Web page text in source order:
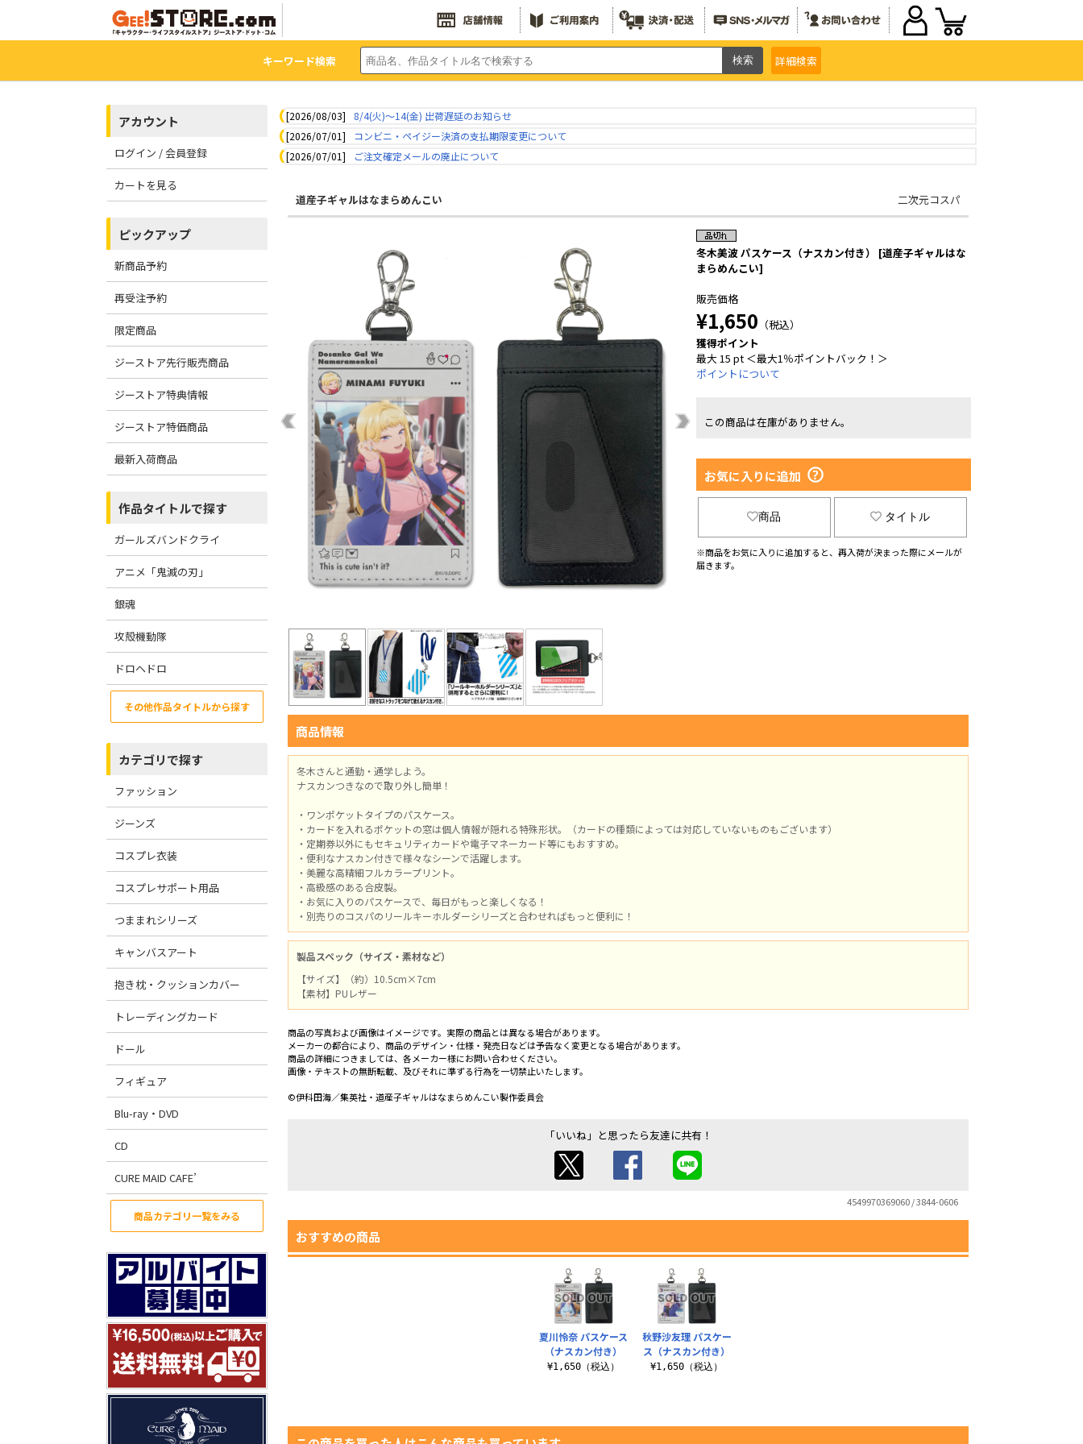
キーワード検索 詳細検索
アカウント
ログイン / 会員登録
カートを見る
ピックアップ
新商品予約
再受注予約
限定商品
ジーストア先行販売商品
ジーストア特典情報
ジーストア特価商品
最新入荷商品
作品タイトルで探す
ガールズバンドクライ
アニメ「鬼滅の刃」
銀魂
攻殻機動隊
ドロヘドロ
その他作品タイトルから探す
カテゴリで探す
ファッション
ジーンズ
コスプレ衣装
コスプレサポート用品
つままれシリーズ
キャンバスアート
抱き枕・クッションカバー
トレーディングカード
ドール
フィギュア
Blu-ray・DVD
CD
CURE MAID CAFE’
商品カテゴリ一覧をみる
[2026/08/03]
8/4(火)～14(金) 出荷遅延のお知らせ
[2026/07/01]
コンビニ・ペイジー決済の支払期限変更について
[2026/07/01]
ご注文確定メールの廃止について
道産子ギャルはなまらめんこい 二次元コスパ
冬木美波 パスケース（ナスカン付き） [道産子ギャルはな
まらめんこい]
販売価格
¥1,650 （税込）
獲得ポイント
最大 15 pt ＜最大1％ポイントバック！＞
ポイントについて
この商品は在庫がありません。
お気に入りに追加
商品 タイトル
※商品をお気に入りに追加すると、再入荷が決まった際にメールが
届きます。
商品情報
冬木さんと通勤・通学しよう。
ナスカンつきなので取り外し簡単！
・ワンポケットタイプのパスケース。
・カードを入れるポケットの窓は個人情報が隠れる特殊形状。（カードの種類によっては対応していないものもございます）
・定期券以外にもセキュリティカードや電子マネーカード等にもおすすめ。
・便利なナスカン付きで様々なシーンで活躍します。
・美麗な高精細フルカラープリント。
・高級感のある合皮製。
・お気に入りのパスケースで、毎日がもっと楽しくなる！
・別売りのコスパのリールキーホルダーシリーズと合わせればもっと便利に！
製品スペック（サイズ・素材など）
【サイズ】（約）10.5cm×7cm
【素材】PUレザー
商品の写真および画像はイメージです。実際の商品とは異なる場合があります。
メーカーの都合により、商品のデザイン・仕様・発売日などは予告なく変更となる場合があります。
商品の詳細につきましては、各メーカー様にお問い合わせください。
画像・テキストの無断転載、及びそれに準ずる行為を一切禁止いたします。
©伊科田海／集英社・道産子ギャルはなまらめんこい製作委員会
「いいね」と思ったら友達に共有！
4549970369060 / 3844-0606
おすすめの商品
夏川怜奈 パスケース
（ナスカン付き）
¥1,650（税込）
秋野沙友理 パスケー
ス（ナスカン付き）
¥1,650（税込）